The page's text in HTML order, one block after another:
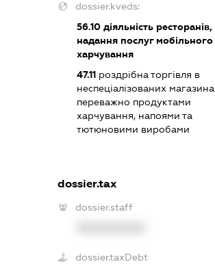
dossier.kveds:
56.10діяльність ресторанів,
надання послуг мобільного
харчування
47.11роздрібна торгівля в
неспеціалізованих
переважно продуктами
харчування, напоями та
тютюновими виробами
dossier.tax
dossier.staff
dossier.taxDebt